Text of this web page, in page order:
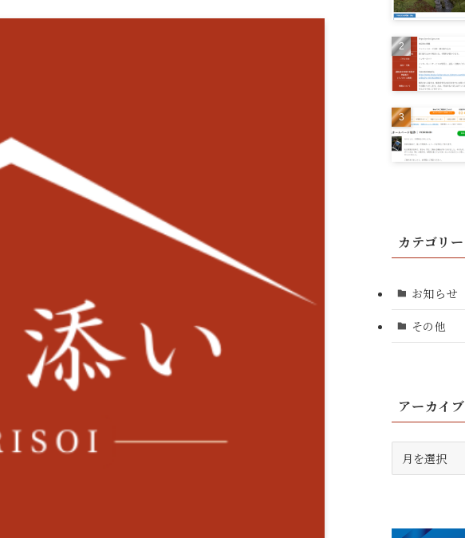
カテゴリー
お知らせ
その他
アーカイブ